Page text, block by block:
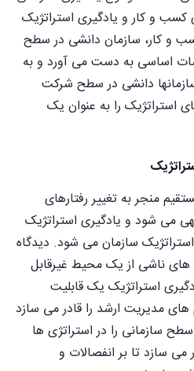
کسب و کار و یادگیری استراتژیک
و کار، سازمان دانشی در سطح
اساسی به دست می آورد و به
دانشی در سطح شرکت
را به عنوان یک
منجر به تغییر رفتارهای
می شود و یادگیری استراتژیک
سازمان می شود. دیدگاه
های ناشی از یک محیط غیرقابل
استراتژیک یک قابلیت
مدیریت ارشد را قادر می سازد
سازمانی را در استراتژی ها
می سازد تا بر انفصالات و